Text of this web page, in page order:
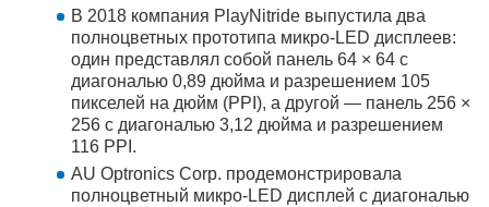
В 2018 компания PlayNitride выпустила два
полноцветных прототипа микро-LED дисплеев:
один представлял собой панель 64 × 64 с
диагональю 0,89 дюйма и разрешением 105
пикселей на дюйм (PPI), а другой — панель 256 ×
256 с диагональю 3,12 дюйма и разрешением
116 PPI.
AU Optronics Corp. продемонстрировала
полноцветный микро-LED дисплей с диагональю